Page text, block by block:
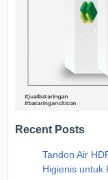
Recent Posts
Tandon Air
Higienis untuk